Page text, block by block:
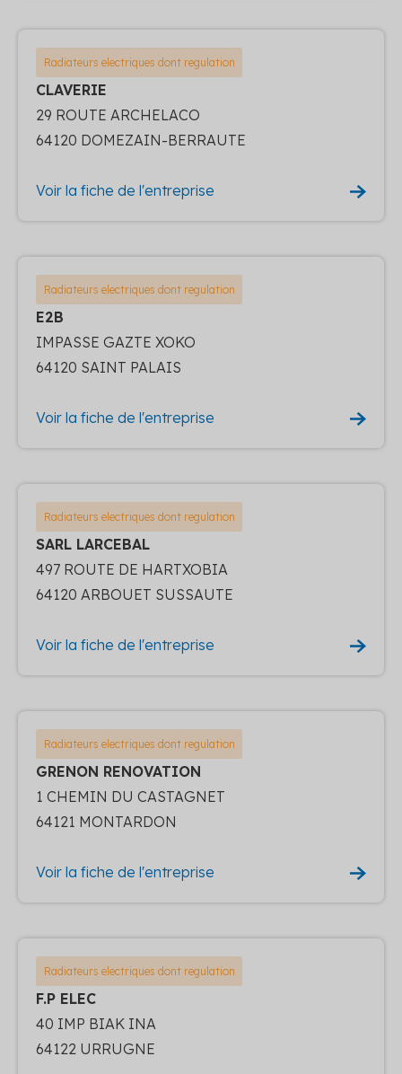
Radiateurs electriques dont regulation
CLAVERIE
29 ROUTE ARCHELACO
64120 DOMEZAIN-BERRAUTE
Voir la fiche de l'entreprise
Radiateurs electriques dont regulation
E2B
IMPASSE GAZTE XOKO
64120 SAINT PALAIS
Voir la fiche de l'entreprise
Radiateurs electriques dont regulation
SARL LARCEBAL
497 ROUTE DE HARTXOBIA
64120 ARBOUET SUSSAUTE
Voir la fiche de l'entreprise
Radiateurs electriques dont regulation
GRENON RENOVATION
1 CHEMIN DU CASTAGNET
64121 MONTARDON
Voir la fiche de l'entreprise
Radiateurs electriques dont regulation
F.P ELEC
40 IMP BIAK INA
64122 URRUGNE